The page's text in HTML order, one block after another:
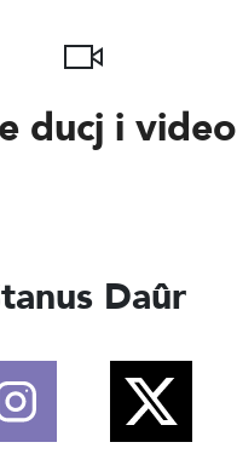
ducj i video
Daûr